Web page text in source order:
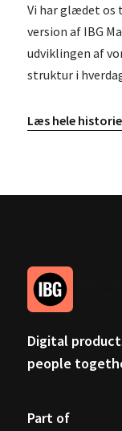
Vi har glædet os
version af IBG
udviklingen af
struktur i
Læs hele
Digital
people
Part of